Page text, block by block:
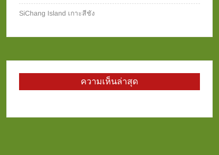
SiChang Island เกาะสีชัง
ความเห็นล่าสุด